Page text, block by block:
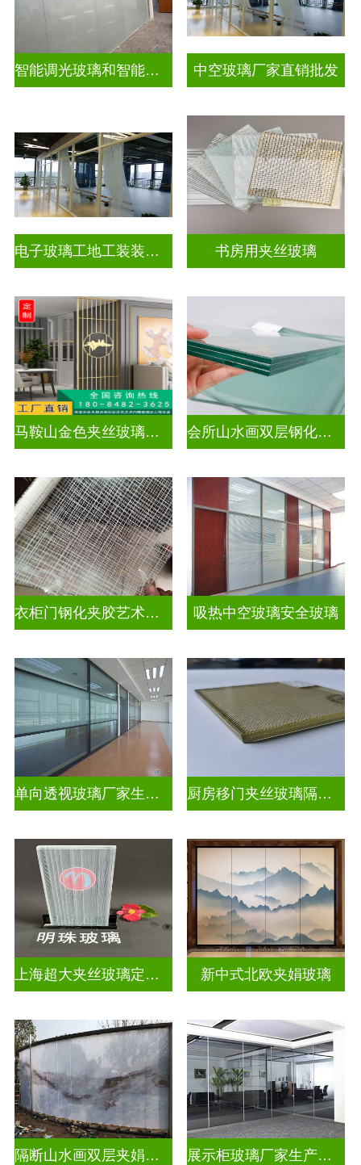
智能调光玻璃和智能智能调光玻璃电控玻璃一样吗 中空玻璃厂家直销批发
电子玻璃工地工装装饰玻璃 书房用夹丝玻璃
马鞍山金色夹丝玻璃价格多少 会所山水画双层钢化夹胶
衣柜门钢化夹胶艺术玻璃 吸热中空玻璃安全玻璃
单向透视玻璃厂家生产安装 厨房移门夹丝玻璃隔断图片
上海超大夹丝玻璃定制公司 新中式北欧夹娟玻璃
隔断山水画双层夹娟玻璃 展示柜玻璃厂家生产安装